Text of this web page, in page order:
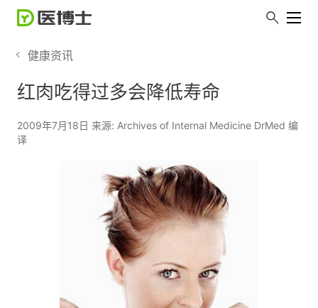
健康资讯
红肉吃得过多会降低寿命
2009年7月18日 来源: Archives of Internal Medicine DrMed 编
译